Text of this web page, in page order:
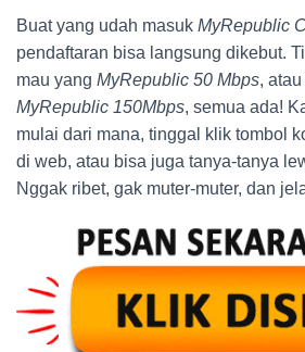
Buat yang udah masuk MyRepublic
pendaftaran bisa langsung dikebut.
mau yang MyRepublic 50 Mbps,
MyRepublic 150Mbps, semua ada!
mulai dari mana, tinggal klik tombol
di web, atau bisa juga tanya-tanya
Nggak ribet, gak muter-muter, dan